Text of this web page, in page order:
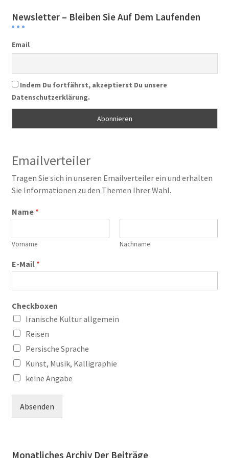
Newsletter – Bleiben Sie Auf Dem Laufenden
Email
Indem Du fortfährst, akzeptierst Du unsere
Datenschutzerklärung.
Emailverteiler
Tragen Sie sich in unseren Emailverteiler ein und erhalten
Sie Informationen zu den Themen Ihrer Wahl.
Name *
Vorname Nachname
E-Mail *
Checkboxen
Iranische Kultur allgemein
Reisen
Persische Sprache
Kunst, Musik, Kalligraphie
keine Angabe
Absenden
Monatliches Archiv Der Beiträge